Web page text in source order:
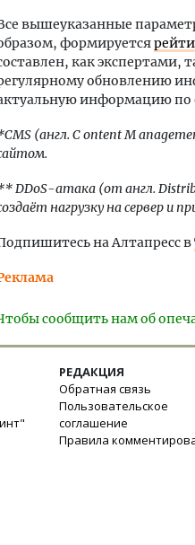
вышеуказанные
формируется
как экспертами,
обновлению
информацию по
(англ. C ontent M
DDoS-атака (от англ.
нагрузку на сервер и
на Алтапресс в
сообщить нам об
РЕДАКЦИЯ
Обратная связь
Пользовательское
соглашение
Правила